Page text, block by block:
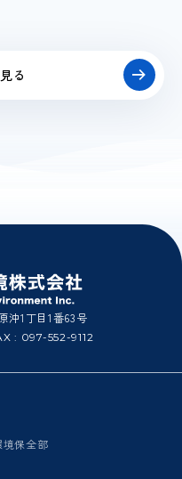
る
沖1丁目1番63号
: 097-552-9112
境保全部